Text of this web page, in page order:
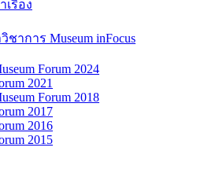
เรื่อง
ชาการ Museum inFocus
Forum 2024
2021
Forum 2018
2017
2016
2015